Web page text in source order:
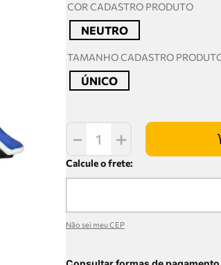
COR CADASTRO PRODUTO
NEUTRO
TAMANHO CADASTRO
ÚNICO
＋
－
Não sei meu CEP